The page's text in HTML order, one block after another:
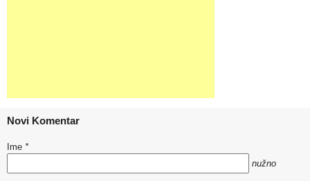
Novi Komentar
Ime *
nužno